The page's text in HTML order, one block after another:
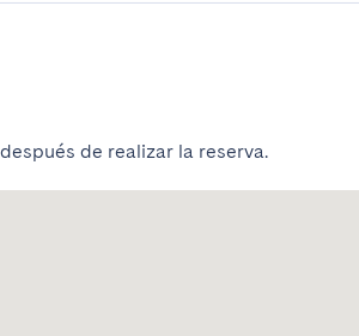
de realizar la reserva.